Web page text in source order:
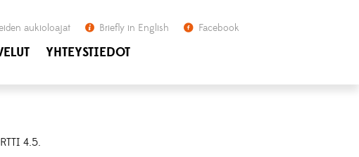
aukioloajat Briefly in English Facebook
YHTEYSTIEDOT
4.5.